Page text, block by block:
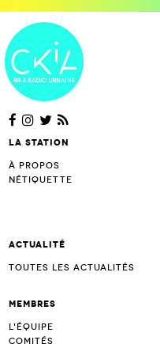
La station
À propos
Nétiquette
Actualité
Toutes les actualités
Membres
L'équipe
Comités